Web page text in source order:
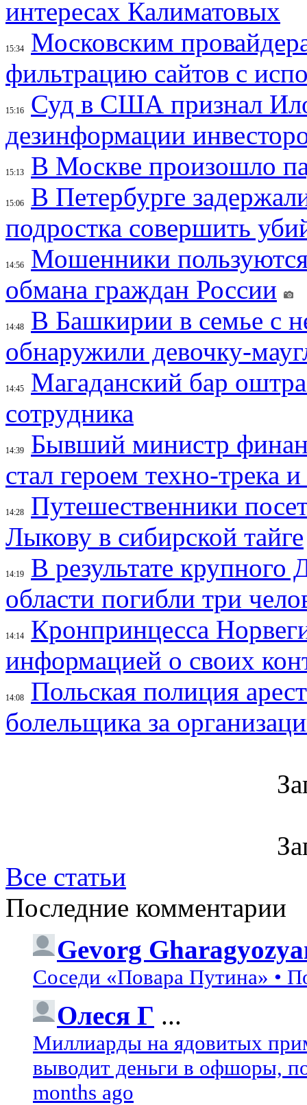
интересах Калиматовых
15:34
Московским
фильтрацию сайтов с
15:16
Суд в США признал
дезинформации
15:13 В Москве произошло
15:06
В Петербурге
подростка совершить
14:56
Мошенники
обмана граждан России
14:48
В Башкирии в семье с
обнаружили девочку-
14:45
Магаданский бар
сотрудника
14:39
Бывший министр
стал героем техно-трека
14:28
Путешественники
Лыкову в сибирской тайге
14:19
В результате крупного
области погибли три
14:14
Кронпринцесса
информацией о своих
14:08
Польская полиция
болельщика за
Все статьи
Последние комментарии
Gevorg
Соседи «Повара Путина» •
Олеся Г ...
Миллиарды на ядовитых
выводит деньги в офшоры,
months ago